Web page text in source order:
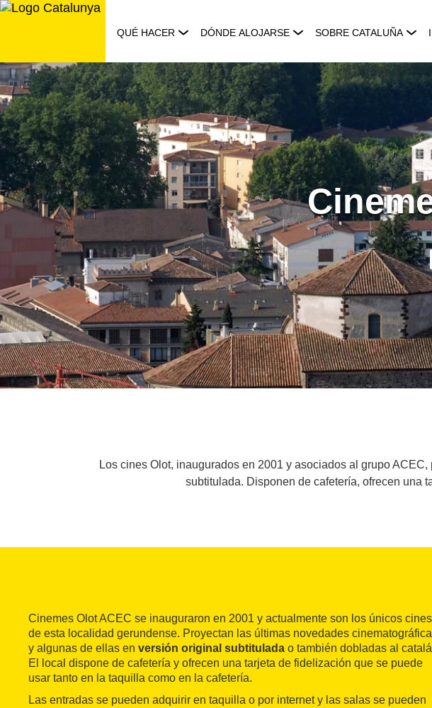
Saltar
QUÉ HACER DÓNDE ALOJARSE SOBRE CATALUÑA
Los cines Olot, inaugurados en 2001 y asociados al grupo
subtitulada. Disponen de cafetería, ofrecen una
Cinemes Olot ACEC se inauguraron en 2001 y actualmente son los únicos cines
de esta localidad gerundense. Proyectan las últimas novedades
y algunas de ellas en versión original subtitulada o también dobladas al
El local dispone de cafetería y ofrecen una tarjeta de fidelización que se puede
usar tanto en la taquilla como en la cafetería.
Las entradas se pueden adquirir en taquilla o por internet y las salas se pueden